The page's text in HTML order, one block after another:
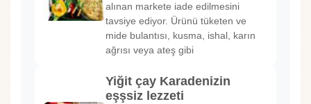
alınan markete iade edilmesini
tavsiye ediyor. Ürünü tüketen ve
mide bulantısı, kusma, ishal, karın
ağrısı veya ateş gibi
Yiğit çay Karadenizin
eşşsiz lezzeti